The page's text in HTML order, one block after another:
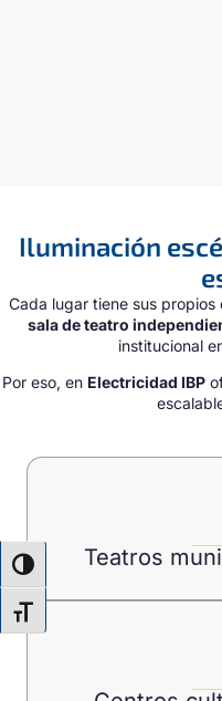
ALTERNAR ALTO
ALTERNAR TAMAÑO DE
Iluminación
Cada lugar tiene sus propios
sala de teatro
institucional
Por eso, en Electricidad IBP
Teatros